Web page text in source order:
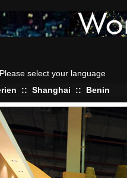
Please select your language
:: Shanghai :: Benin